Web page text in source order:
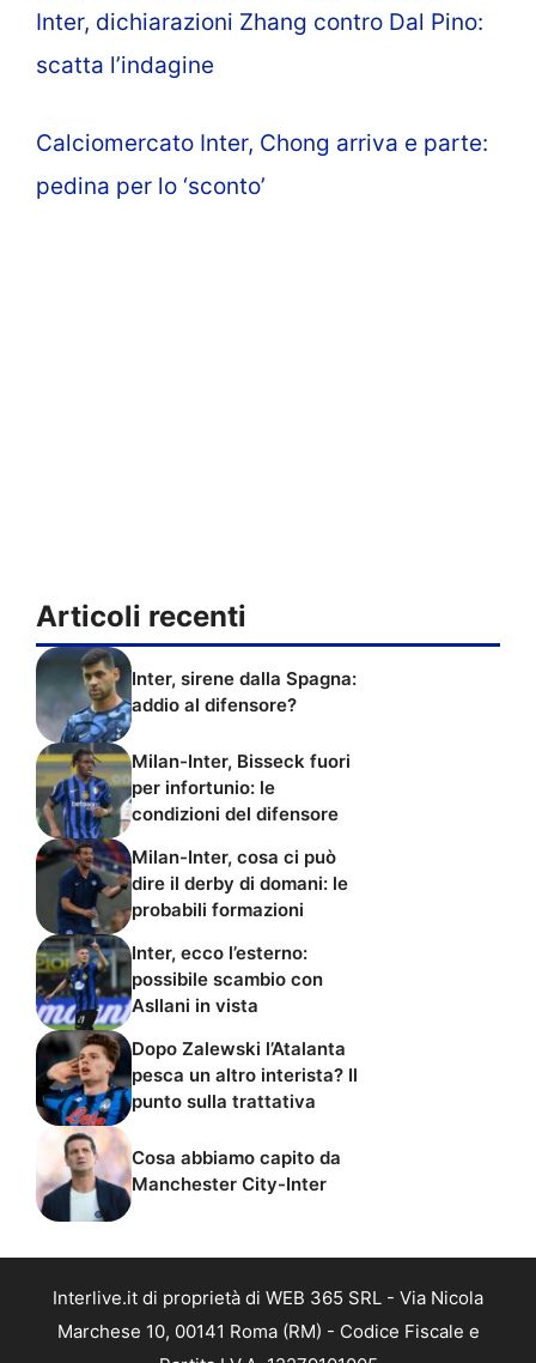
Inter, dichiarazioni Zhang contro Dal Pino:
scatta l’indagine
Calciomercato Inter, Chong arriva e parte:
pedina per lo ‘sconto’
Articoli recenti
Inter, sirene dalla Spagna:
addio al difensore?
Milan-Inter, Bisseck fuori
per infortunio: le
condizioni del difensore
Milan-Inter, cosa ci può
dire il derby di domani: le
probabili formazioni
Inter, ecco l’esterno:
possibile scambio con
Asllani in vista
Dopo Zalewski l’Atalanta
pesca un altro interista? Il
punto sulla trattativa
Cosa abbiamo capito da
Manchester City-Inter
Interlive.it di proprietà di WEB 365 SRL - Via Nicola
Marchese 10, 00141 Roma (RM) - Codice Fiscale e